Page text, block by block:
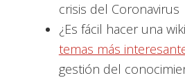
crisis del Coronavirus
¿Es fácil hacer una
temas más
gestión del